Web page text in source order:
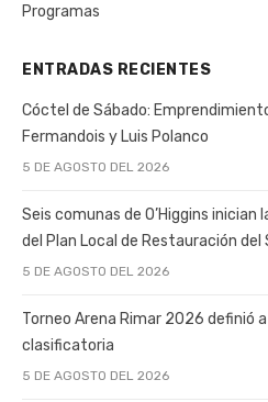
Programas
ENTRADAS RECIENTES
Cóctel de Sábado:
Fermandois y Luis Polanco
5 DE AGOSTO DEL 2026
Seis comunas de O’Higgins
del Plan Local de Restauración del
5 DE AGOSTO DEL 2026
Torneo Arena Rimar 2026 definió
clasificatoria
5 DE AGOSTO DEL 2026